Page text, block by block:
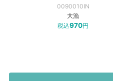
0090010IN
大漁
税込970円